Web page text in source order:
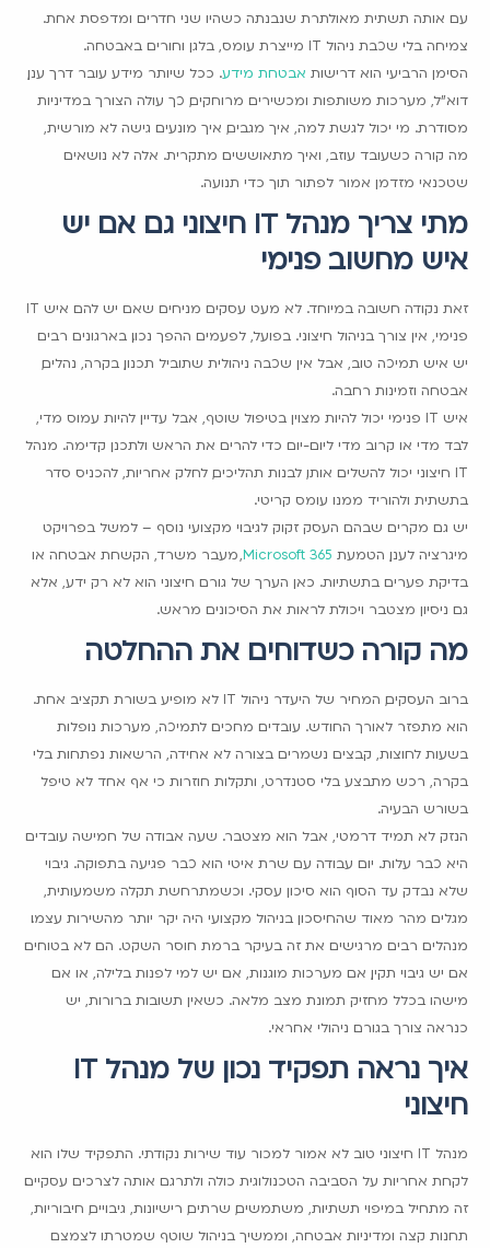
עם אותה תשתית מאולתרת שנבנתה כשהיו שני חדרים ומדפסת אחת.
צמיחה בלי שכבת ניהול IT מייצרת עומס, בלגן וחורים באבטחה.
הסימן הרביעי הוא דרישות אבטחת מידע. ככל שיותר מידע עובר דרך ענן,
דוא"ל, מערכות משותפות ומכשירים מרוחקים, כך עולה הצורך במדיניות
מסודרת. מי יכול לגשת למה, איך מגבים, איך מונעים גישה לא מורשית,
מה קורה כשעובד עוזב, ואיך מתאוששים מתקרית. אלה לא נושאים
שטכנאי מזדמן אמור לפתור תוך כדי תנועה.
מתי צריך מנהל IT חיצוני גם אם יש
איש מחשוב פנימי
זאת נקודה חשובה במיוחד. לא מעט עסקים מניחים שאם יש להם איש IT
פנימי, אין צורך בניהול חיצוני. בפועל, לפעמים ההפך נכון. בארגונים רבים
יש איש תמיכה טוב, אבל אין שכבה ניהולית שתוביל תכנון, בקרה, נהלים,
אבטחה וזמינות רחבה.
איש IT פנימי יכול להיות מצוין בטיפול שוטף, אבל עדיין להיות עמוס מדי,
לבד מדי או קרוב מדי ליום-יום כדי להרים את הראש ולתכנן קדימה. מנהל
IT חיצוני יכול להשלים אותו, לבנות תהליכים, לחלק אחריות, להכניס סדר
בתשתית ולהוריד ממנו עומס קריטי.
יש גם מקרים שבהם העסק זקוק לגיבוי מקצועי נוסף – למשל בפרויקט
מיגרציה לענן, הטמעת Microsoft 365 , מעבר משרד, הקשחת אבטחה או
בדיקת פערים בתשתיות. כאן הערך של גורם חיצוני הוא לא רק ידע, אלא
גם ניסיון מצטבר ויכולת לראות את הסיכונים מראש.
מה קורה כשדוחים את ההחלטה
ברוב העסקים, המחיר של היעדר ניהול IT לא מופיע בשורת תקציב אחת.
הוא מתפזר לאורך החודש. עובדים מחכים לתמיכה, מערכות נופלות
בשעות לחוצות, קבצים נשמרים בצורה לא אחידה, הרשאות נפתחות בלי
בקרה, רכש מתבצע בלי סטנדרט, ותקלות חוזרות כי אף אחד לא טיפל
בשורש הבעיה.
הנזק לא תמיד דרמטי, אבל הוא מצטבר. שעה אבודה של חמישה עובדים
היא כבר עלות. יום עבודה עם שרת איטי הוא כבר פגיעה בתפוקה. גיבוי
שלא נבדק עד הסוף הוא סיכון עסקי. וכשמתרחשת תקלה משמעותית,
מגלים מהר מאוד שהחיסכון בניהול מקצועי היה יקר יותר מהשירות עצמו.
מנהלים רבים מרגישים את זה בעיקר ברמת חוסר השקט. הם לא בטוחים
אם יש גיבוי תקין, אם מערכות מוגנות, אם יש למי לפנות בלילה, או אם
מישהו בכלל מחזיק תמונת מצב מלאה. כשאין תשובות ברורות, יש
כנראה צורך בגורם ניהולי אחראי.
איך נראה תפקיד נכון של מנהל IT
חיצוני
מנהל IT חיצוני טוב לא אמור למכור עוד שירות נקודתי. התפקיד שלו הוא
לקחת אחריות על הסביבה הטכנולוגית כולה ולתרגם אותה לצרכים עסקיים.
זה מתחיל במיפוי תשתיות, משתמשים, שרתים, רישיונות, גיבויים, חיבוריות,
תחנות קצה ומדיניות אבטחה, וממשיך בניהול שוטף שמטרתו לצמצם